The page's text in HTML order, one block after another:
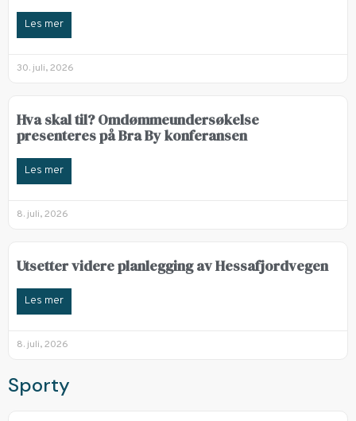
Les mer
30. juli, 2026
Hva skal til? Omdømmeundersøkelse
presenteres på Bra By konferansen
Les mer
8. juli, 2026
Utsetter videre planlegging av Hessafjordvegen
Les mer
8. juli, 2026
Sporty